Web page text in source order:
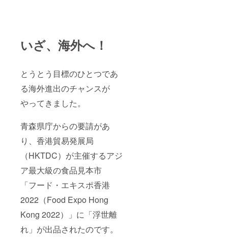
いざ、海外へ！
とうとう目標のひとつであ
る海外進出のチャンスが
やってきました。
青森県庁からの要請があ
り、香港貿易発展局
（HKTDC）が主催するアジ
ア最大級の食品見本市
「フード・エキスポ香港
2022（Food Expo Hong
Kong 2022）」に「浮世離
れ」が出品されたのです。